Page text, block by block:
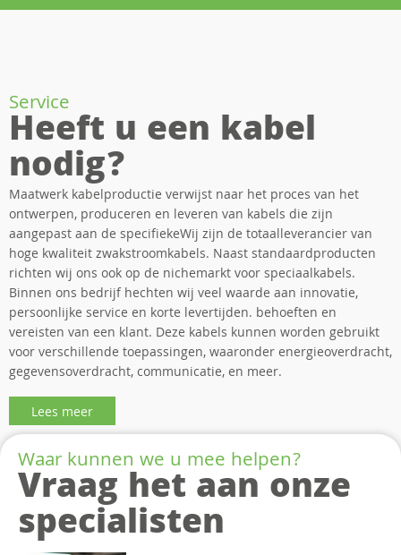
Service
Heeft u een kabel
nodig?
Maatwerk kabelproductie verwijst naar het proces van het
ontwerpen, produceren en leveren van kabels die zijn
aangepast aan de specifiekeWij zijn de totaalleverancier van
hoge kwaliteit zwakstroomkabels. Naast standaardproducten
richten wij ons ook op de nichemarkt voor speciaalkabels.
Binnen ons bedrijf hechten wij veel waarde aan innovatie,
persoonlijke service en korte levertijden. behoeften en
vereisten van een klant. Deze kabels kunnen worden gebruikt
voor verschillende toepassingen, waaronder energieoverdracht,
gegevensoverdracht, communicatie, en meer.
Lees meer
Waar kunnen we u mee helpen?
Vraag het aan onze
specialisten